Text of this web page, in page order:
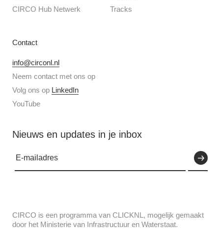
CIRCO Hub Netwerk
Tracks
Contact
info@circonl.nl
Neem contact met ons op
Volg ons op LinkedIn
YouTube
Nieuws en updates in je inbox
CIRCO is een programma van CLICKNL, mogelijk gemaakt
door het Ministerie van Infrastructuur en Waterstaat.